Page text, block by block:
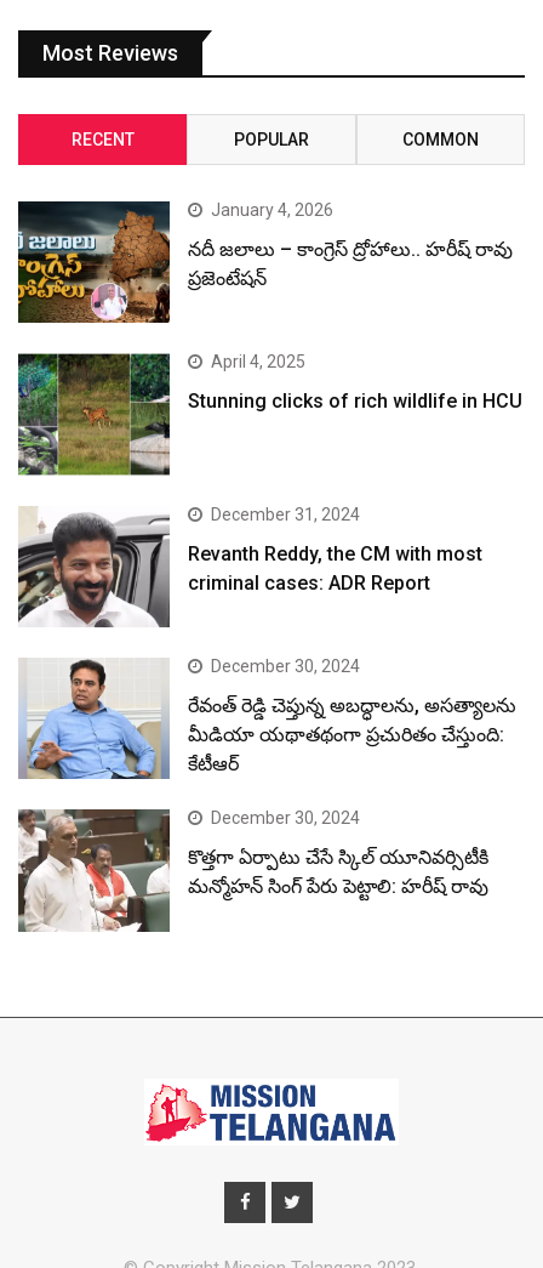
Most Reviews
RECENT POPULAR COMMON
January 4, 2026
నదీ జలాలు – కాంగ్రెస్ ద్రోహాలు.. హరీష్ రావు
ప్రజెంటేషన్
April 4, 2025
Stunning clicks of rich wildlife in HCU
December 31, 2024
Revanth Reddy, the CM with most
criminal cases: ADR Report
December 30, 2024
రేవంత్ రెడ్డి చెప్తున్న అబద్ధాలను, అసత్యాలను
మీడియా యథాతథంగా ప్రచురితం చేస్తుంది:
కేటీఆర్
December 30, 2024
కొత్తగా ఏర్పాటు చేసే స్కిల్ యూనివర్సిటీకి
మన్మోహన్ సింగ్ పేరు పెట్టాలి: హరీష్ రావు